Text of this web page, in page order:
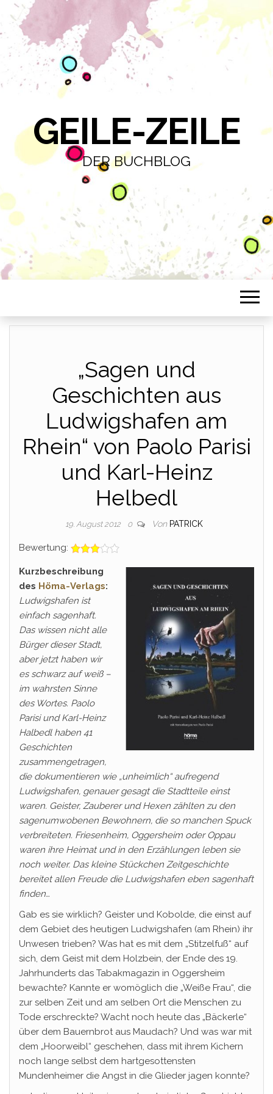
GEILE-ZEILE
DER BUCHBLOG
„Sagen und
Geschichten aus
Ludwigshafen am
Rhein“ von Paolo Parisi
und Karl-Heinz
Helbedl
19. August 2012 0 Von PATRICK
Bewertung:
Kurzbeschreibung
des Höma-Verlags:
Ludwigshafen ist
einfach sagenhaft.
Das wissen nicht alle
Bürger dieser Stadt,
aber jetzt haben wir
es schwarz auf weiß –
im wahrsten Sinne
des Wortes. Paolo
Parisi und Karl-Heinz
Halbedl haben 41
Geschichten
zusammengetragen,
die dokumentieren wie „unheimlich“ aufregend
Ludwigshafen, genauer gesagt die Stadtteile einst
waren. Geister, Zauberer und Hexen zählten zu den
sagenumwobenen Bewohnern, die so manchen Spuck
verbreiteten. Friesenheim, Oggersheim oder Oppau
waren ihre Heimat und in den Erzählungen leben sie
noch weiter. Das kleine Stückchen Zeitgeschichte
bereitet allen Freude die Ludwigshafen eben sagenhaft
finden…
Gab es sie wirklich? Geister und Kobolde, die einst auf
dem Gebiet des heutigen Ludwigshafen (am Rhein) ihr
Unwesen trieben? Was hat es mit dem „Stitzelfuß“ auf
sich, dem Geist mit dem Holzbein, der Ende des 19.
Jahrhunderts das Tabakmagazin in Oggersheim
bewachte? Kannte er womöglich die „Weiße Frau“, die
zur selben Zeit und am selben Ort die Menschen zu
Tode erschreckte? Wacht noch heute das „Bäckerle“
über dem Bauernbrot aus Maudach? Und was war mit
dem „Hoorweibl“ geschehen, dass mit ihrem Kichern
noch lange selbst dem hartgesottensten
Mundenheimer die Angst in die Glieder jagen konnte?